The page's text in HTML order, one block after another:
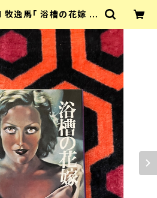
逸馬「 浴槽の花嫁 世
会思想社 | 古書 まず
る